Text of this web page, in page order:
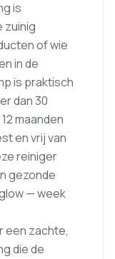
is
zuinig
of wie
in de
is praktisch
dan 30
maanden
en vrij van
reiniger
gezonde
— week
een zachte,
die de